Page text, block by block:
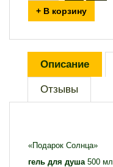
+ В корзину
Описание
Отзывы
«Подарок Солнца»
гель для душа500 мл